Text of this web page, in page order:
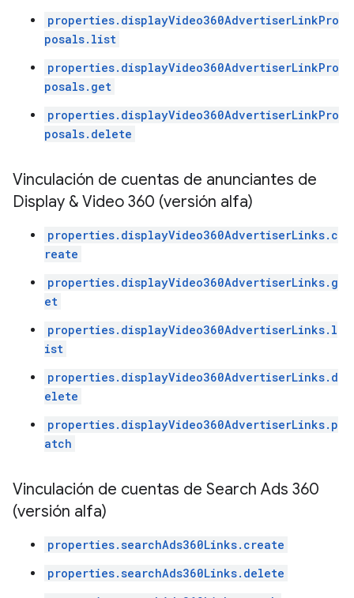
properties.displayVideo360AdvertiserLinkPro
posals.list
properties.displayVideo360AdvertiserLinkPro
posals.get
properties.displayVideo360AdvertiserLinkPro
posals.delete
Vinculación de cuentas de anunciantes de
Display & Video 360 (versión alfa)
properties.displayVideo360AdvertiserLinks.c
reate
properties.displayVideo360AdvertiserLinks.g
et
properties.displayVideo360AdvertiserLinks.l
ist
properties.displayVideo360AdvertiserLinks.d
elete
properties.displayVideo360AdvertiserLinks.p
atch
Vinculación de cuentas de Search Ads 360
(versión alfa)
properties.searchAds360Links.create
properties.searchAds360Links.delete